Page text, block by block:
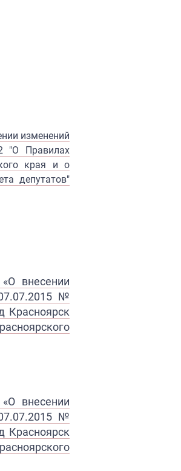
изменений
"О Правилах
края и о
депутатов"
«О внесении
№
Красноярск
«О внесении
№
Красноярск